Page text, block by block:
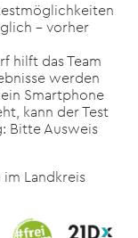
– vorher
hilft das Team
werden
Smartphone
kann der Test
Bitte Ausweis
Landkreis